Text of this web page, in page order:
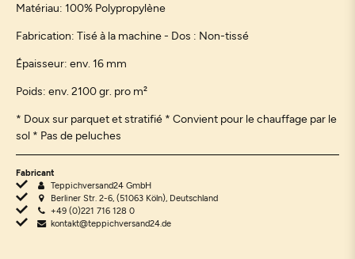
Matériau: 100% Polypropylène
Fabrication: Tisé à la machine - Dos : Non-tissé
Épaisseur: env. 16 mm
Poids: env. 2100 gr. pro m²
* Doux sur parquet et stratifié * Convient pour le chauffage par le
sol * Pas de peluches
Fabricant
Teppichversand24 GmbH
Berliner Str. 2-6, (51063 Köln), Deutschland
+49 (0)221 716 128 0
kontakt@teppichversand24.de